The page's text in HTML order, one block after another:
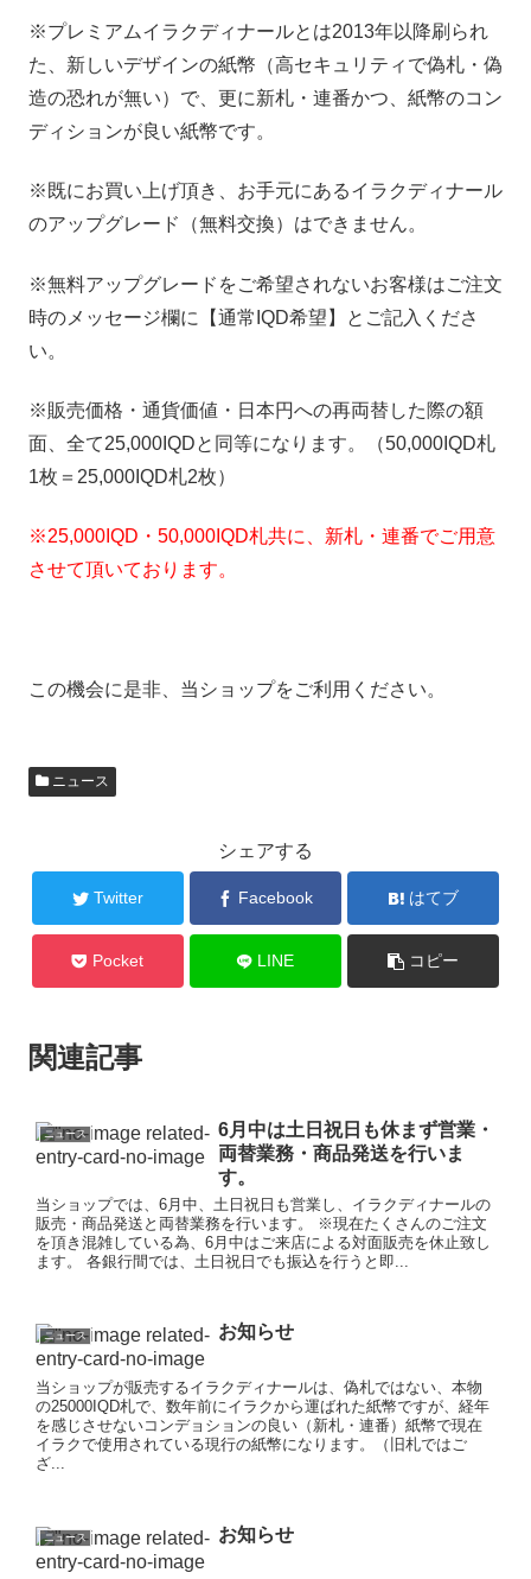
※プレミアムイラクディナールとは2013年以降刷られ
た、新しいデザインの紙幣（高セキュリティで偽札・偽
造の恐れが無い）で、更に新札・連番かつ、紙幣のコン
ディションが良い紙幣です。
※既にお買い上げ頂き、お手元にあるイラクディナール
のアップグレード（無料交換）はできません。
※無料アップグレードをご希望されないお客様はご注文
時のメッセージ欄に【通常IQD希望】とご記入くださ
い。
※販売価格・通貨価値・日本円への再両替した際の額
面、全て25,000IQDと同等になります。（50,000IQD札
1枚＝25,000IQD札2枚）
※25,000IQD・50,000IQD札共に、新札・連番でご用意
させて頂いております。
この機会に是非、当ショップをご利用ください。
ニュース
シェアする
Twitter Facebook はてブ
Pocket LINE コピー
関連記事
ニュース
6月中は土日祝日も休まず営業・
両替業務・商品発送を行いま
す。
当ショップでは、6月中、土日祝日も営業し、イラクディナールの
販売・商品発送と両替業務を行います。 ※現在たくさんのご注文
を頂き混雑している為、6月中はご来店による対面販売を休止致し
ます。 各銀行間では、土日祝日でも振込を行うと即...
ニュース お知らせ
当ショップが販売するイラクディナールは、偽札ではない、本物
の25000IQD札で、数年前にイラクから運ばれた紙幣ですが、経年
を感じさせないコンデョションの良い（新札・連番）紙幣で現在
イラクで使用されている現行の紙幣になります。（旧札ではご
ざ...
ニュース お知らせ